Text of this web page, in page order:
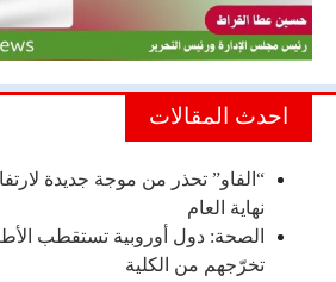
احدث المقالات
“الفاو” تحذر من موجة جديدة
نهاية العام
الصحة: دول أوروبية تستقطب
تخرّجهم من الكلية